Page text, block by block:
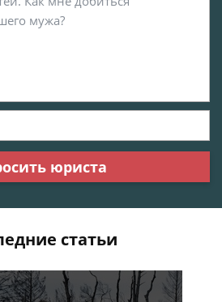
юриста
статьи